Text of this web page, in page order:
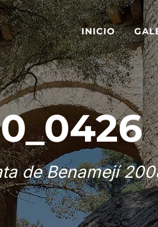
INICIO
de Benamejí